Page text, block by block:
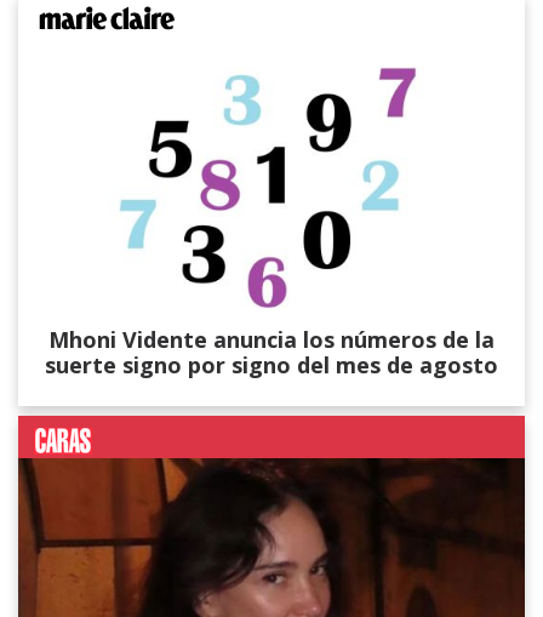
Mhoni Vidente anuncia los números de la
suerte signo por signo del mes de agosto